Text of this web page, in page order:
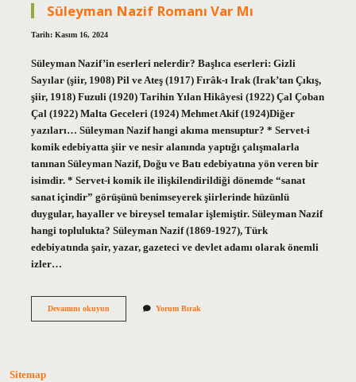
Süleyman Nazif Romanı Var Mı
Tarih: Kasım 16, 2024
Süleyman Nazif’in eserleri nelerdir? Başlıca eserleri: Gizli
Sayılar (şiir, 1908) Pil ve Ateş (1917) Fırâk-ı Irak (Irak’tan Çıkış,
şiir, 1918) Fuzuli (1920) Tarihin Yılan Hikâyesi (1922) Çal Çoban
Çal (1922) Malta Geceleri (1924) Mehmet Akif (1924)Diğer
yazıları… Süleyman Nazif hangi akıma mensuptur? * Servet-i
komik edebiyatta şiir ve nesir alanında yaptığı çalışmalarla
tanınan Süleyman Nazif, Doğu ve Batı edebiyatına yön veren bir
isimdir. * Servet-i komik ile ilişkilendirildiği dönemde “sanat
sanat içindir” görüşünü benimseyerek şiirlerinde hüzünlü
duygular, hayaller ve bireysel temalar işlemiştir. Süleyman Nazif
hangi toplulukta? Süleyman Nazif (1869-1927), Türk
edebiyatında şair, yazar, gazeteci ve devlet adamı olarak önemli
izler…
Devamını okuyunSüleyman
Yorum Bırak
Sitemap